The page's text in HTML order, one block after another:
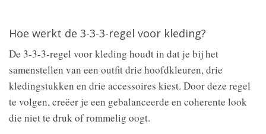
Hoe werkt de 3-3-3-regel voor kleding?
De 3-3-3-regel voor kleding houdt in dat je bij het
samenstellen van een outfit drie hoofdkleuren, drie
kledingstukken en drie accessoires kiest. Door deze regel
te volgen, creëer je een gebalanceerde en coherente look
die niet te druk of rommelig oogt.